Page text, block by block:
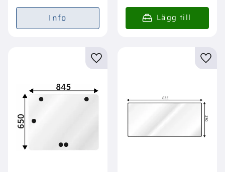
Info
Lägg till i favoriter